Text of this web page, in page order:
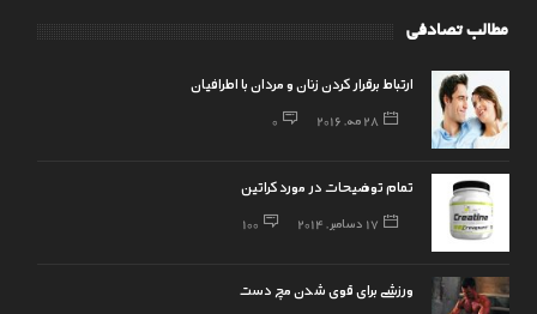
مطالب تصادفی
ارتباط برقرار کردن زنان و مردان با اطرافیان
28 مه, 2016 0
تمام توضیحات در مورد کراتین
17 دسامبر, 2014 100
ورزشی برای قوی شدن مچ دست